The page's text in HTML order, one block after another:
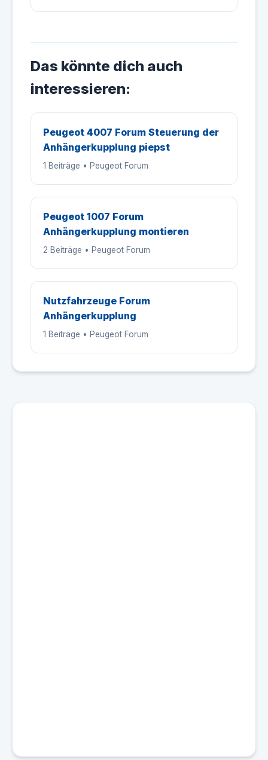
Das könnte dich auch
interessieren:
Peugeot 4007 Forum Steuerung der
Anhängerkupplung piepst
1 Beiträge • Peugeot Forum
Peugeot 1007 Forum
Anhängerkupplung montieren
2 Beiträge • Peugeot Forum
Nutzfahrzeuge Forum
Anhängerkupplung
1 Beiträge • Peugeot Forum